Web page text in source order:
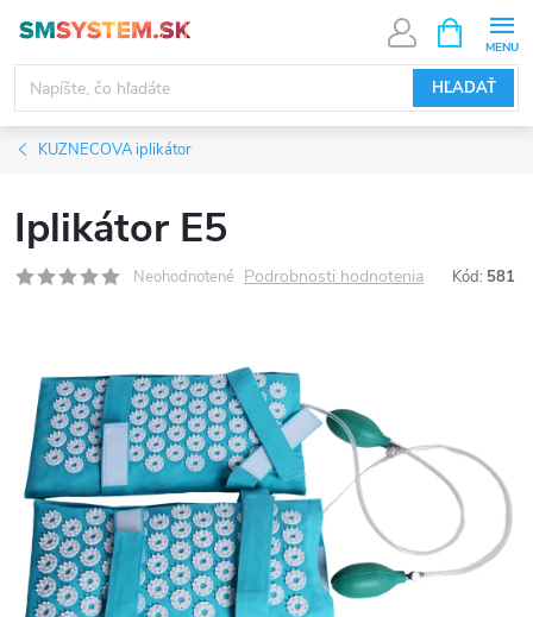
obsah
HĽADAŤ
KOŠÍK
KUZNECOVA iplikátor
Iplikátor E5
Neohodnotené Podrobnosti hodnotenia Kód: 581